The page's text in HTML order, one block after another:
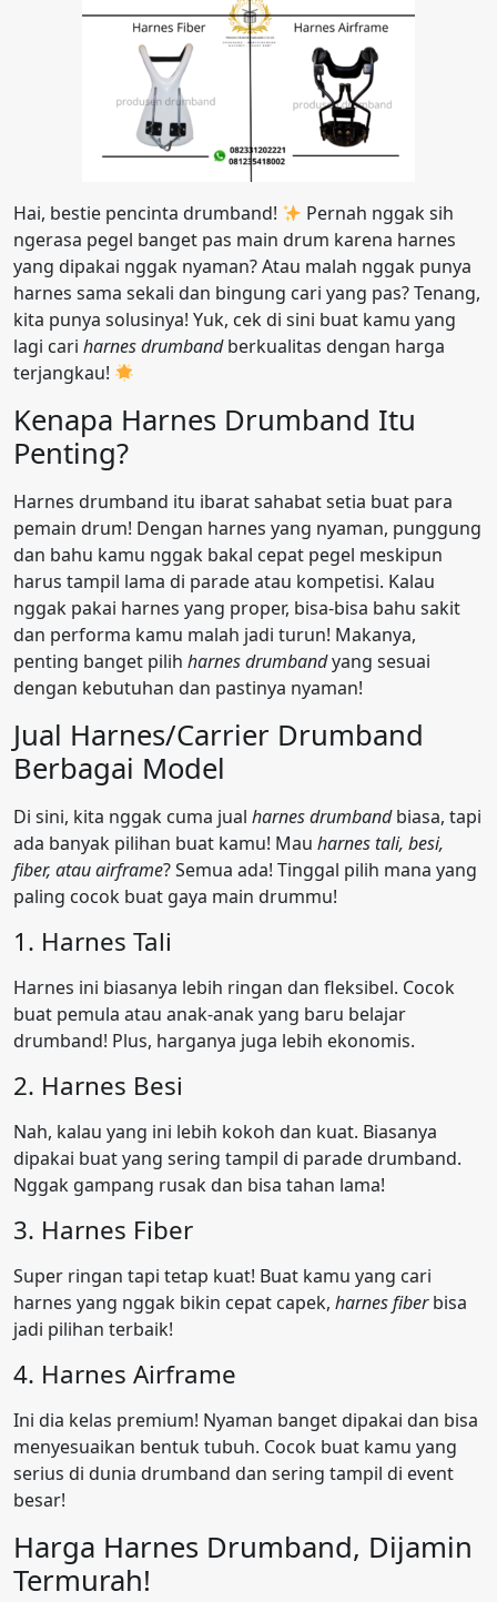
Hai, bestie pencinta drumband!
Pernah nggak sih
ngerasa pegel banget pas main drum karena harnes
yang dipakai nggak nyaman? Atau malah nggak punya
harnes sama sekali dan bingung cari yang pas? Tenang,
kita punya solusinya! Yuk, cek di sini buat kamu yang
lagi cari harnes drumbandberkualitas dengan harga
terjangkau!
Kenapa Harnes Drumband Itu
Penting?
Harnes drumband itu ibarat sahabat setia buat para
pemain drum! Dengan harnes yang nyaman, punggung
dan bahu kamu nggak bakal cepat pegel meskipun
harus tampil lama di parade atau kompetisi. Kalau
nggak pakai harnes yang proper, bisa-bisa bahu sakit
dan performa kamu malah jadi turun! Makanya,
penting banget pilih harnes drumbandyang sesuai
dengan kebutuhan dan pastinya nyaman!
Jual Harnes/Carrier Drumband
Berbagai Model
Di sini, kita nggak cuma jual harnes drumbandbiasa, tapi
ada banyak pilihan buat kamu! Mau harnes tali, besi,
fiber, atau airframe? Semua ada! Tinggal pilih mana yang
paling cocok buat gaya main drummu!
1. Harnes Tali
Harnes ini biasanya lebih ringan dan fleksibel. Cocok
buat pemula atau anak-anak yang baru belajar
drumband! Plus, harganya juga lebih ekonomis.
2. Harnes Besi
Nah, kalau yang ini lebih kokoh dan kuat. Biasanya
dipakai buat yang sering tampil di parade drumband.
Nggak gampang rusak dan bisa tahan lama!
3. Harnes Fiber
Super ringan tapi tetap kuat! Buat kamu yang cari
harnes yang nggak bikin cepat capek, harnes fiberbisa
jadi pilihan terbaik!
4. Harnes Airframe
Ini dia kelas premium! Nyaman banget dipakai dan bisa
menyesuaikan bentuk tubuh. Cocok buat kamu yang
serius di dunia drumband dan sering tampil di event
besar!
Harga Harnes Drumband, Dijamin
Termurah!